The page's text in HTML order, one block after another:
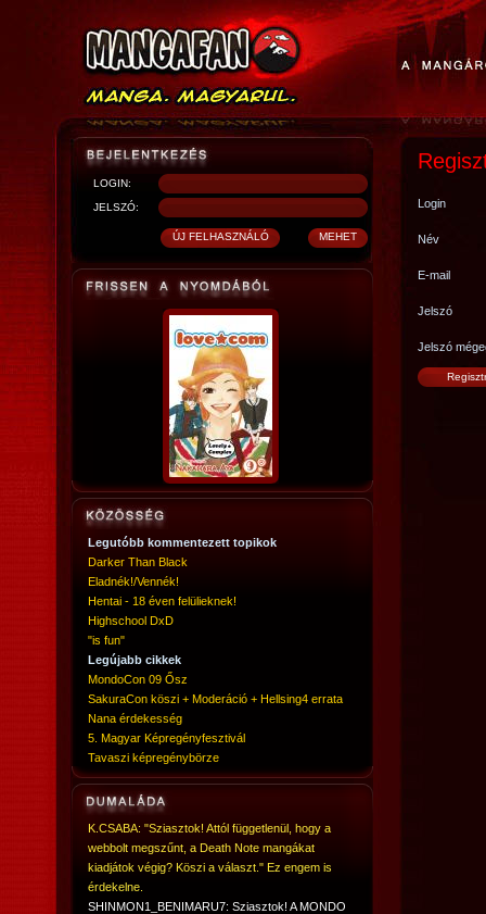
LOGIN:
JELSZÓ:
Legutóbb kommentezett topikok
Darker Than Black
Eladnék!/Vennék!
Hentai - 18 éven felülieknek!
Highschool DxD
"is fun"
Legújabb cikkek
MondoCon 09 Ősz
SakuraCon köszi + Moderáció + Hellsing4 errata
Nana érdekesség
5. Magyar Képregényfesztivál
Tavaszi képregénybörze
K.CSABA: "Sziasztok! Attól függetlenül, hogy a
webbolt megszűnt, a Death Note mangákat
kiadjátok végig? Köszi a választ." Ez engem is
érdekelne.
SHINMON1_BENIMARU7: Sziasztok! A MONDO
Login
Név
E-mail
Jelszó
Jelszó